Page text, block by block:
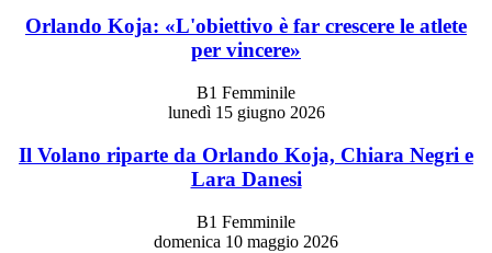
Orlando Koja: «L'obiettivo è far crescere le atlete
per vincere»
B1 Femminile
lunedì 15 giugno 2026
Il Volano riparte da Orlando Koja, Chiara Negri e
Lara Danesi
B1 Femminile
domenica 10 maggio 2026